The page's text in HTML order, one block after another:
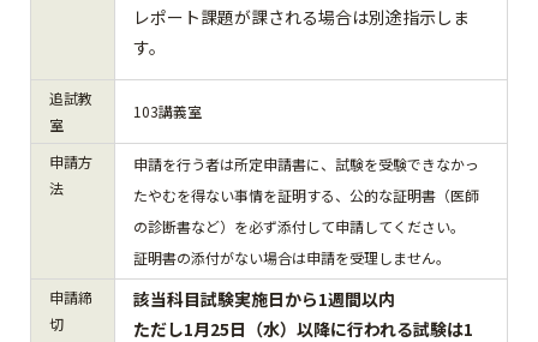
レポート課題が課される場合は別途指示しま
す。
追試教
室
103講義室
申請方
法
申請を行う者は所定申請書に、試験を受験できなかっ
たやむを得ない事情を証明する、公的な証明書（医師
の診断書など）を必ず添付して申請してください。
証明書の添付がない場合は申請を受理しません。
申請締
切
該当科目試験実施日から1週間以内
ただし1月25日（水）以降に行われる試験は1